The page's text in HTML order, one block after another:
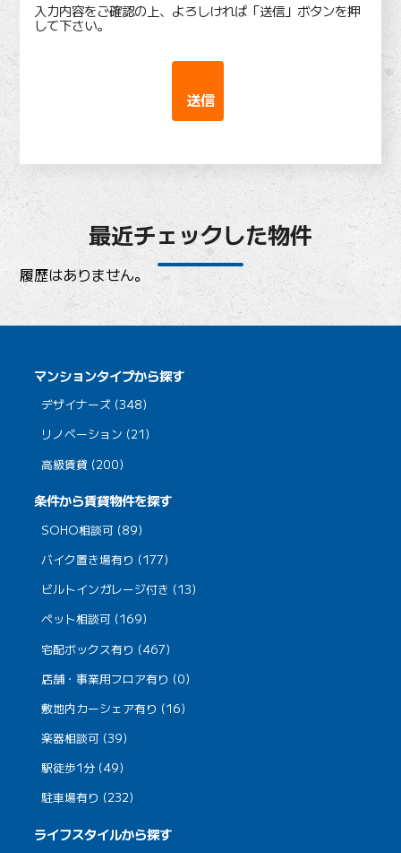
入力内容をご確認の上、よろしければ「送信」ボタンを押
して下さい。
最近チェックした物件
履歴はありません。
マンションタイプから探す
デザイナーズ (348)
リノベーション (21)
高級賃貸 (200)
条件から賃貸物件を探す
SOHO相談可 (89)
バイク置き場有り (177)
ビルトインガレージ付き (13)
ペット相談可 (169)
宅配ボックス有り (467)
店舗・事業用フロア有り (0)
敷地内カーシェア有り (16)
楽器相談可 (39)
駅徒歩1分 (49)
駐車場有り (232)
ライフスタイルから探す